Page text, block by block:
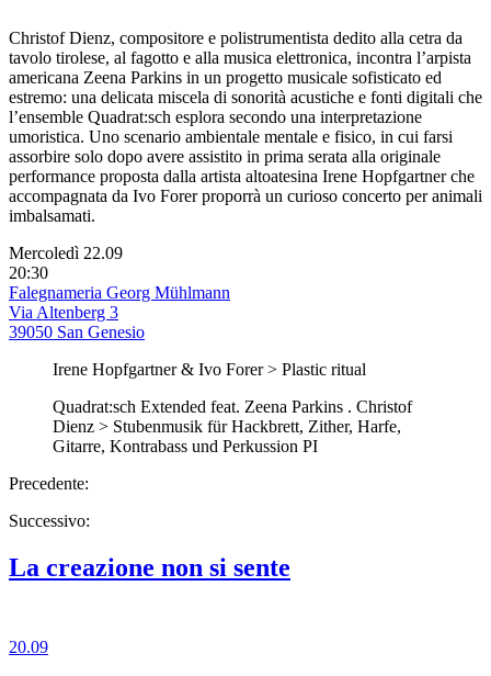
Christof Dienz, compositore e polistrumentista dedito alla cetra da
tavolo tirolese, al fagotto e alla musica elettronica, incontra l’arpista
americana Zeena Parkins in un progetto musicale sofisticato ed
estremo: una delicata miscela di sonorità acustiche e fonti digitali che
l’ensemble Quadrat:sch esplora secondo una interpretazione
umoristica. Uno scenario ambientale mentale e fisico, in cui farsi
assorbire solo dopo avere assistito in prima serata alla originale
performance proposta dalla artista altoatesina Irene Hopfgartner che
accompagnata da Ivo Forer proporrà un curioso concerto per animali
imbalsamati.
Mercoledì 22.09
20:30
Falegnameria Georg Mühlmann
Via Altenberg 3
39050 San Genesio
Irene Hopfgartner & Ivo Forer > Plastic ritual
Quadrat:sch Extended feat. Zeena Parkins . Christof
Dienz > Stubenmusik für Hackbrett, Zither, Harfe,
Gitarre, Kontrabass und Perkussion PI
Precedente:
Successivo:
La creazione non si sente
20.09